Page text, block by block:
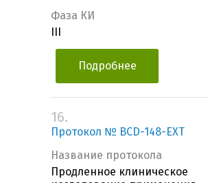
Фаза КИ
Подробнее
16.
Протокол № BCD-148-EXT
Название протокола
Продленное клиническое